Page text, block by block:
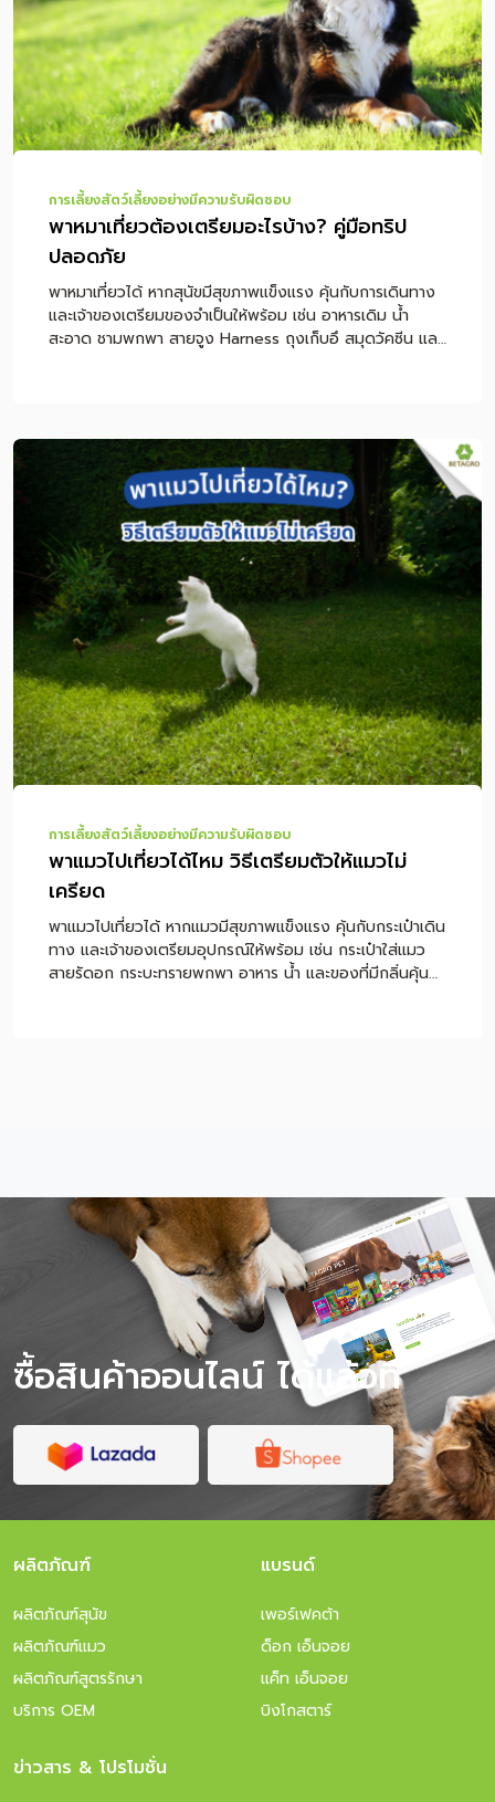
คำถามที่พบบ่อยเกี่ยวกับไผ่เงินแมว ไผ่เงินแมวคืออะไร ไผ่เงิน
แมว หรือที่หลายคนเรียกว่า “ไผ่แมว” เป็นไม้ประดับใบเรียวยาว
มีลายสีเขียวสลับขาว นิยมปลูกในกระถางเล็ก ๆ เพื่อให้แมว
แทะเล็มหรือเล่ […]
การเลี้ยงสัตว์เลี้ยงอย่างมีความรับผิดชอบ
พาหมาเที่ยวต้องเตรียมอะไรบ้าง? คู่มือทริป
ปลอดภัย
พาหมาเที่ยวได้ หากสุนัขมีสุขภาพแข็งแรง คุ้นกับการเดินทาง
และเจ้าของเตรียมของจำเป็นให้พร้อม เช่น อาหารเดิม น้ำ
สะอาด ชามพกพา สายจูง Harness ถุงเก็บอึ สมุดวัคซีน และ
ตัวพาสุนัขเดินทาง ไม่ใช่การวินิจฉัยหรือการรักษาโรค หากสุนัข
มีโรคประจำตัว มีอาการผิดปกติ หรือจำเป็นต้องใช้ยา ควร
ปรึกษาสัตวแพทย์ก่อนเดินทางทุกครั้ง สารบัญเนื้อหา พาหมา
เที่ยวได้ไหม? เช็กก่อนออกทริป หมาแบบไหนเหมาะกับการ
เที่ยว? พาหมาเที่ยวต้องเตรียมอะไรบ้าง? พาหมาเดินทางไกล
ด้วยรถยนต์ ต้องดูแลอย่างไร? หมาเมารถดูอย่างไร และช่วย
ลดอาการได้อย่างไร? ควรให้อาหารหมาก่อนเดินทางไหม?
เลือกที่พัก Pet-Friendly ต้องเช็กอะไรบ้าง? ถึงที่พักแล้วควร
ทำอย่างไรให้สุนัขปรับตัว? พาหมาเที่ยวกับฝากเลี้ยง แบบไหน
ดีกว่า? โภชนาการระหว่างทริปสำคัญอย่างไร? ข้อควรระวัง
เมื่อพาหมาเที่ยว สรุป พาหมาเที่ยวอย่างไรให้ปลอดภัยและสนุก
ตลอดทริป คำถามที่พบบ่อยเกี […]
การเลี้ยงสัตว์เลี้ยงอย่างมีความรับผิดชอบ
พาแมวไปเที่ยวได้ไหม วิธีเตรียมตัวให้แมวไม่
เครียด
พาแมวไปเที่ยวได้ หากแมวมีสุขภาพแข็งแรง คุ้นกับกระเป๋าเดิน
ทาง และเจ้าของเตรียมอุปกรณ์ให้พร้อม เช่น กระเป๋าใส่แมว
สายรัดอก กระบะทรายพกพา อาหาร น้ำ และของที่มีกลิ่นคุ้น
ทริป แมวของคุณเหมาะกับการเที่ยวไหม? พาแมวไปเที่ยว
ต้องเตรียมอะไรบ้าง? วิธีฝึกแมวให้คุ้นกับกระเป๋าเดินทางก่อน
วันจริง ระหว่างเดินทางด้วยรถยนต์ ต้องดูแลแมวยังไง?
ควรให้อาหารแมวก่อนเดินทางไหม? ถึงที่พักแล้วควรทำ
อย่างไรให้แมวปรับตัวเร็ว? พาแมวไปเที่ยว vs ฝากเลี้ยง แบบ
ไหนดีกว่า? โภชนาการระหว่างทริป สำคัญกว่าที่คิด ข้อควร
ระวังเมื่อพาแมวไปเที่ยว สรุป พาแมว […]
ซื้อสินค้าออนไลน์ ได้แล้วที่
ผลิตภัณฑ์
ผลิตภัณฑ์สุนัข
ผลิตภัณฑ์แมว
ผลิตภัณฑ์สูตรรักษา
บริการ OEM
แบรนด์
เพอร์เฟคต้า
ด็อก เอ็นจอย
แค็ท เอ็นจอย
บิงโกสตาร์
ข่าวสาร & โปรโมชั่น